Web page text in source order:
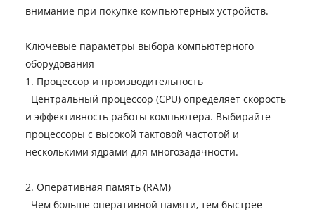
внимание при покупке компьютерных устройств.
Ключевые параметры выбора компьютерного
оборудования
1. Процессор и производительность
Центральный процессор (CPU) определяет скорость
и эффективность работы компьютера. Выбирайте
процессоры с высокой тактовой частотой и
несколькими ядрами для многозадачности.
2. Оперативная память (RAM)
Чем больше оперативной памяти, тем быстрее